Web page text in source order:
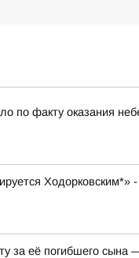
по факту оказания
за её погибшего сына